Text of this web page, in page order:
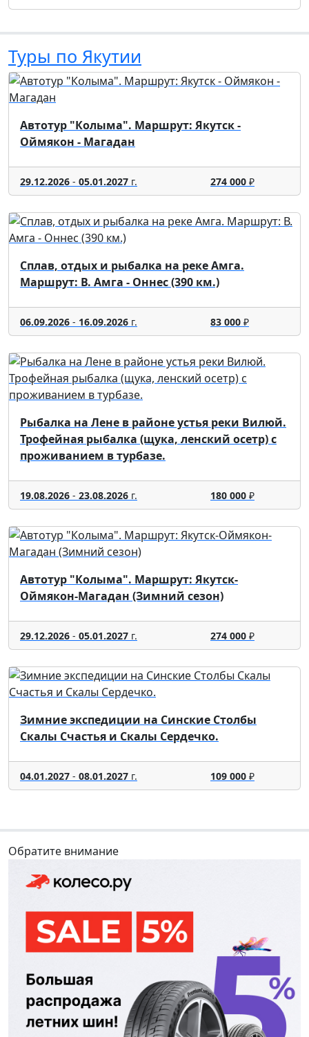
Туры по Якутии
Автотур "Колыма". Маршрут: Якутск -
Оймякон - Магадан
29.12.2026 - 05.01.2027 г. 274 000₽
Сплав, отдых и рыбалка на реке Амга.
Маршрут: В. Амга - Оннес (390 км.)
06.09.2026 - 16.09.2026 г. 83 000₽
Рыбалка на Лене в районе устья реки Вилюй.
Трофейная рыбалка (щука, ленский осетр) с
проживанием в турбазе.
19.08.2026 - 23.08.2026 г. 180 000₽
Автотур "Колыма". Маршрут: Якутск-
Оймякон-Магадан (Зимний сезон)
29.12.2026 - 05.01.2027 г. 274 000₽
Зимние экспедиции на Синские Столбы
Скалы Счастья и Скалы Сердечко.
04.01.2027 - 08.01.2027 г. 109 000₽
Обратите внимание